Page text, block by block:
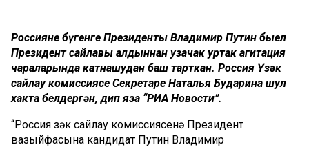
Россиянең бүгенге Президенты Владимир Путин быел
Президент сайлавы алдыннан узачак уртак агитация
чараларында катнашудан баш тарткан. Россия Үзәк
сайлау комиссиясе Секретаре Наталья Бударина шул
хакта белдергән, дип яза “РИА Новости”.
“Россия Үзәк сайлау комиссиясенә Президент
вазыйфасына кандидат Путин Владимир